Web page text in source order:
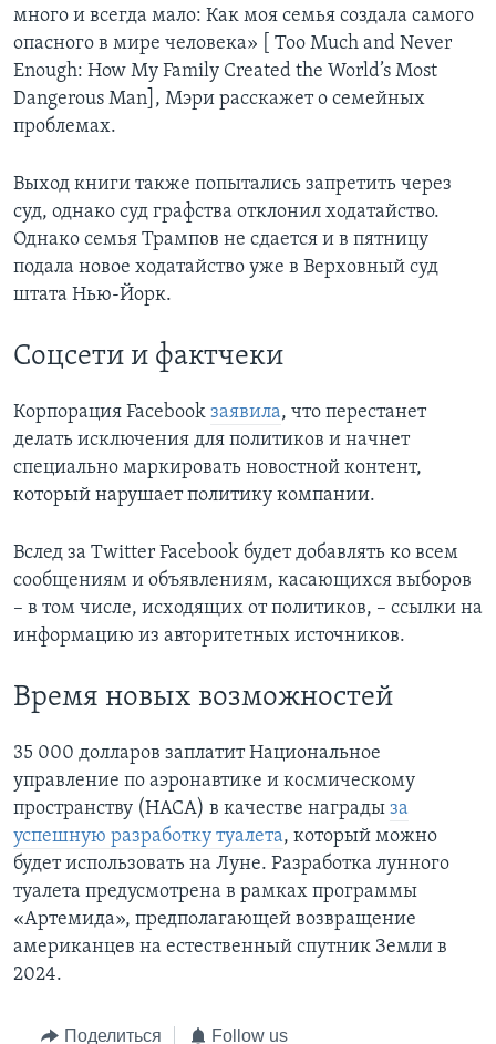
много и всегда мало: Как моя семья создала самого
опасного в мире человека» [ Too Much and Never
Enough: How My Family Created the World’s Most
Dangerous Man], Мэри расскажет о семейных
проблемах.
Выход книги также попытались запретить через
суд, однако суд графства отклонил ходатайство.
Однако семья Трампов не сдается и в пятницу
подала новое ходатайство уже в Верховный суд
штата Нью-Йорк.
Соцсети и фактчеки
Корпорация Facebook заявила, что перестанет
делать исключения для политиков и начнет
специально маркировать новостной контент,
который нарушает политику компании.
Вслед за Twitter Facebook будет добавлять ко всем
сообщениям и объявлениям, касающихся выборов
– в том числе, исходящих от политиков, – ссылки на
информацию из авторитетных источников.
Время новых возможностей
35 000 долларов заплатит Национальное
управление по аэронавтике и космическому
пространству (НАСА) в качестве награды за
успешную разработку туалета, который можно
будет использовать на Луне. Разработка лунного
туалета предусмотрена в рамках программы
«Артемида», предполагающей возвращение
американцев на естественный спутник Земли в
2024.
Поделиться Follow us